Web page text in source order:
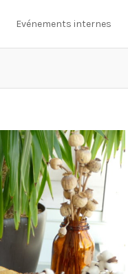
Evénements internes